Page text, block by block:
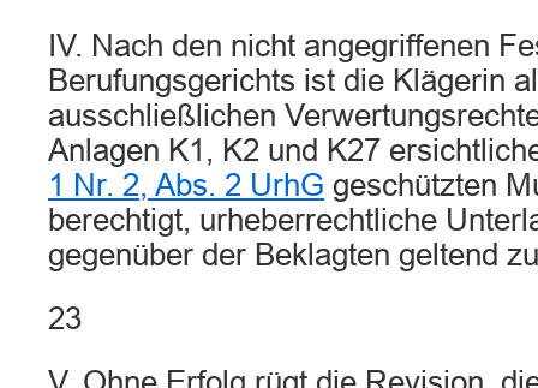
IV. Nach den nicht angegriffenen
Berufungsgerichts ist die Klägerin
ausschließlichen
Anlagen K1, K2 und K27
1 Nr. 2, Abs. 2 UrhG geschützten
berechtigt, urheberrechtliche
gegenüber der Beklagten geltend
23